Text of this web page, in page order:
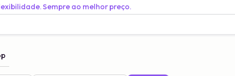
Sempre ao melhor preço.